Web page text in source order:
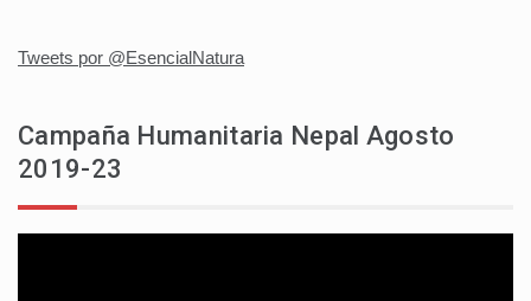
Tweets por @EsencialNatura
Campaña Humanitaria Nepal Agosto
2019-23